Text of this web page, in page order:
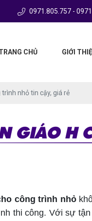
0971.805.757 -
CHỦ GIỚI
nhỏ tin cậy, giá rẻ
GIÁO H
công trình nhỏ
thi công. Với sự